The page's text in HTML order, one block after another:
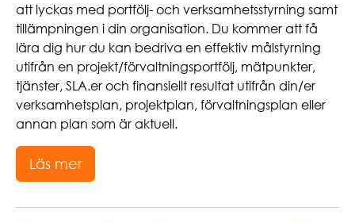
att lyckas med portfölj- och verksamhetsstyrning samt
tillämpningen i din organisation. Du kommer att få
lära dig hur du kan bedriva en effektiv målstyrning
utifrån en projekt/förvaltningsportfölj, mätpunkter,
tjänster, SLA.er och finansiellt resultat utifrån din/er
verksamhetsplan, projektplan, förvaltningsplan eller
annan plan som är aktuell.
Läs mer